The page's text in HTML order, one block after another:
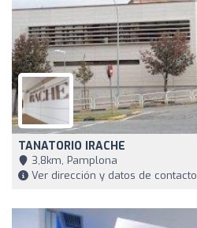
TANATORIO IRACHE
3,8km, Pamplona
Ver dirección y datos de contacto